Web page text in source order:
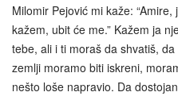
Milomir Pejović mi kaže:
kažem, ubit će me.” Kažem ja
tebe, ali i ti moraš da shvatiš,
zemlji moramo biti iskreni,
nešto loše napravio. Da